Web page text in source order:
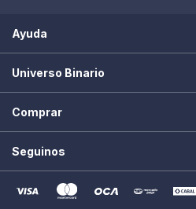
Ayuda
Universo Binario
Comprar
Seguinos